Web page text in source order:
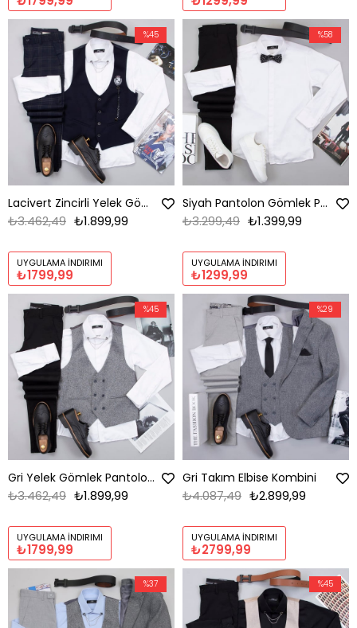
Lacivert Zincirli Yelek Gömlek Pantolon Ayakkabı Kombin
₺1.899,99
₺3.462,49
UYGULAMA İNDIRIMI
₺1799,99
%45
Siyah Pantolon Gömlek Papyon Ayakkabı Kombin
₺1.399,99
₺3.299,49
UYGULAMA İNDIRIMI
₺1299,99
%58
Gri Yelek Gömlek Pantolon Ayakkabı Kombin
₺1.899,99
₺3.462,49
UYGULAMA İNDIRIMI
₺1799,99
%45
Gri Takım Elbise Kombini
₺2.899,99
₺4.087,49
UYGULAMA İNDIRIMI
₺2799,99
%29
%37 %45